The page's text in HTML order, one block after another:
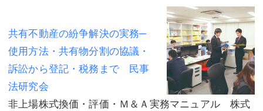
共有不動産の紛争解決の実務─
使用方法・共有物分割の協議・
訴訟から登記・税務まで 民事
法研究会
非上場株式換価・評価・Ｍ＆Ａ実務マニュアル 株式